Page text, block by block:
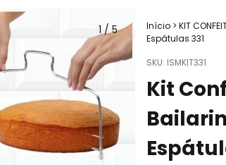
1/5 Início > KIT
Espátulas 331
SKU: ISMKIT331
Kit